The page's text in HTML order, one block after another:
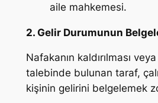
aile mahkemesi.
2. Gelir Durumunun
Nafakanın kaldırılması
talebinde bulunan taraf,
kişinin gelirini belgelemek